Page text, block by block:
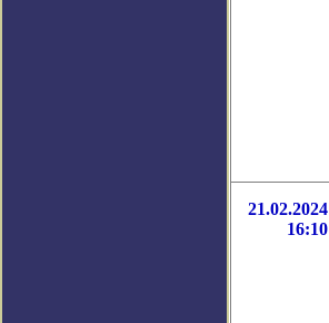
21.02.2024
16:10